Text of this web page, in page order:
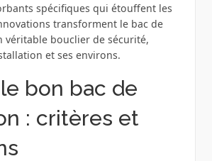
spécifiques qui étouffent les
transforment le bac de
véritable bouclier de sécurité,
et ses environs.
bon bac de
: critères et